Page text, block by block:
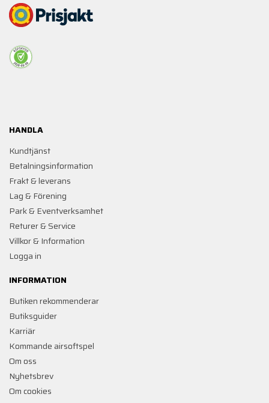
HANDLA
Kundtjänst
Betalningsinformation
Frakt & leverans
Lag & Förening
Park & Eventverksamhet
Returer & Service
Villkor & Information
Logga in
INFORMATION
Butiken rekommenderar
Butiksguider
Karriär
Kommande airsoftspel
Om oss
Nyhetsbrev
Om cookies